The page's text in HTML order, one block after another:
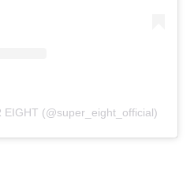
EIGHT (@super_eight_official)